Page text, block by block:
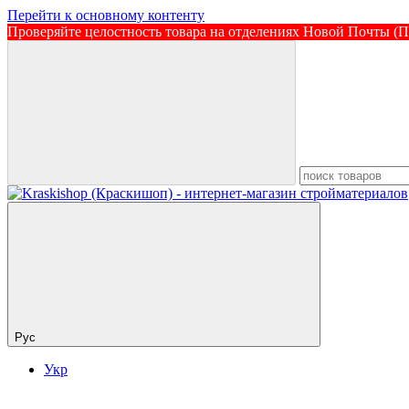
Перейти к основному контенту
Проверяйте целостность товара на отделениях Новой Почты
Рус
Укр